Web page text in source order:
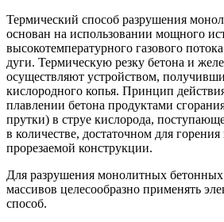
Термический способ разрушения
основан на использовании мощного
высокотемпературного газового
дуги. Термическую резку бетона и
осуществляют устройством,
кислородного копья. Принцип
плавлении бетона продуктами
прутки) в струе кислорода,
в количестве, достаточном для
прорезаемой конструкции.
Для разрушения монолитных
массивов целесообразно применять
способ.